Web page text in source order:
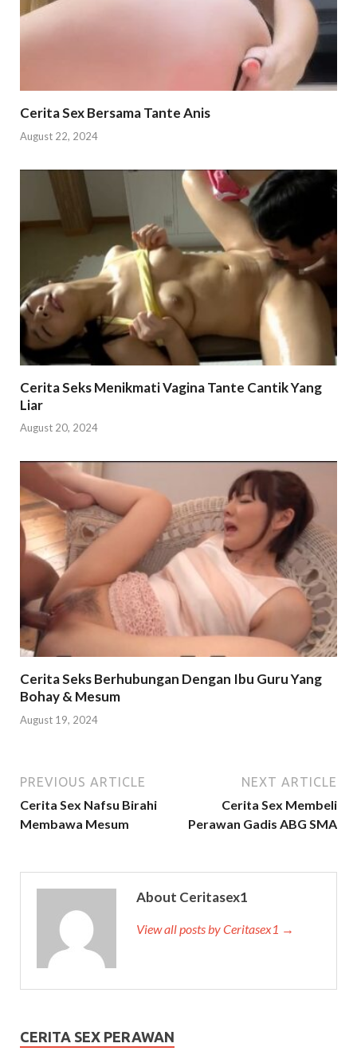
Cerita Sex Bersama Tante Anis
August 22, 2024
Cerita Seks Menikmati Vagina Tante Cantik Yang
Liar
August 20, 2024
Cerita Seks Berhubungan Dengan Ibu Guru Yang
Bohay & Mesum
August 19, 2024
PREVIOUS ARTICLE
Cerita Sex Nafsu Birahi
Membawa Mesum
NEXT ARTICLE
Cerita Sex Membeli
Perawan Gadis ABG SMA
About Ceritasex1
View all posts by Ceritasex1 →
CERITA SEX PERAWAN